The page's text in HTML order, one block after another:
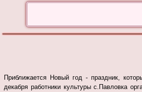
Приближается Новый год - праздник,
декабря работники культуры с.Павловка